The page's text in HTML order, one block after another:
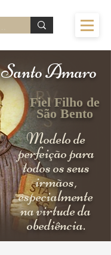
Santo Amaro
Fiel Filho de
São Bento
Modelo de
perfeição para
todos os seus
irmãos,
especialmente
na virtude da
obediência.